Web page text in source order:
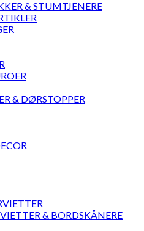
& STUMTJENERE
& DØRSTOPPER
& BORDSKÅNERE